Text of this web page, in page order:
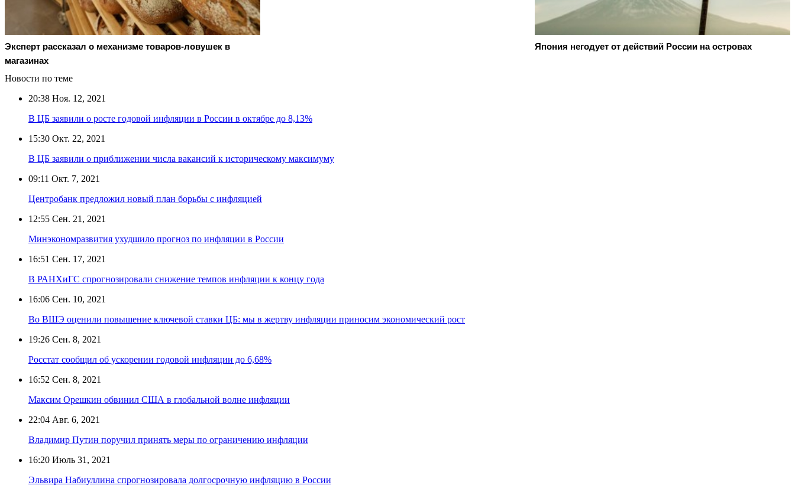
Эксперт рассказал о механизме товаров-ловушек в
магазинах
Япония негодует от действий России на островах
Новости по теме
20:38 Ноя. 12, 2021
В ЦБ заявили о росте годовой инфляции в России в октябре до 8,13%
15:30 Окт. 22, 2021
В ЦБ заявили о приближении числа вакансий к историческому максимуму
09:11 Окт. 7, 2021
Центробанк предложил новый план борьбы с инфляцией
12:55 Сен. 21, 2021
Минэкономразвития ухудшило прогноз по инфляции в России
16:51 Сен. 17, 2021
В РАНХиГС спрогнозировали снижение темпов инфляции к концу года
16:06 Сен. 10, 2021
Во ВШЭ оценили повышение ключевой ставки ЦБ: мы в жертву инфляции приносим экономический рост
19:26 Сен. 8, 2021
Росстат сообщил об ускорении годовой инфляции до 6,68%
16:52 Сен. 8, 2021
Максим Орешкин обвинил США в глобальной волне инфляции
22:04 Авг. 6, 2021
Владимир Путин поручил принять меры по ограничению инфляции
16:20 Июль 31, 2021
Эльвира Набиуллина спрогнозировала долгосрочную инфляцию в России